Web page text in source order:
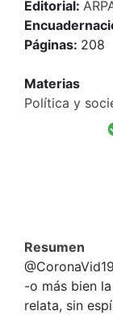
Editorial:
Páginas: 208
Materias
Política y
Resumen
-o más bien
relata, sin